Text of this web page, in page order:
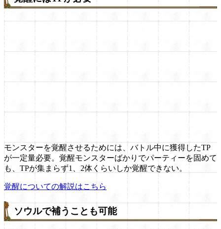
モンスターを覚醒させるためには、バトル中に獲得したTP
が一定量必要。覚醒モンスターばかりでパーティーを固めて
も、TPが集まらず1、2体くらいしか覚醒できない。
覚醒についての解説はこちら
ソウルで補うことも可能